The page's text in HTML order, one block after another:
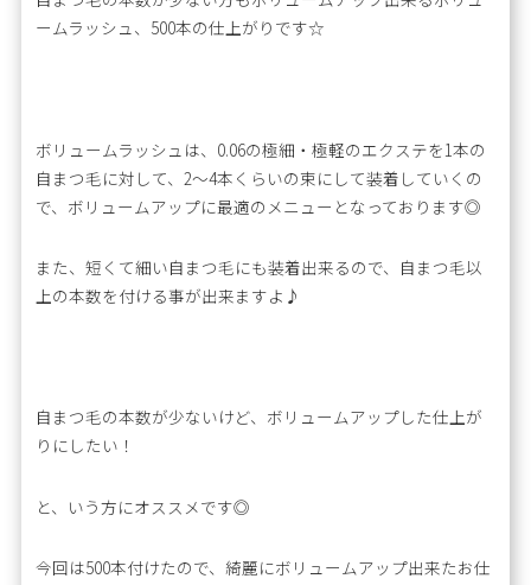
ームラッシュ、500本の仕上がりです☆
ボリュームラッシュは、0.06の極細・極軽のエクステを1本の
自まつ毛に対して、2〜4本くらいの束にして装着していくの
で、ボリュームアップに最適のメニューとなっております◎
また、短くて細い自まつ毛にも装着出来るので、自まつ毛以
上の本数を付ける事が出来ますよ♪
自まつ毛の本数が少ないけど、ボリュームアップした仕上が
りにしたい！
と、いう方にオススメです◎
今回は500本付けたので、綺麗にボリュームアップ出来たお仕